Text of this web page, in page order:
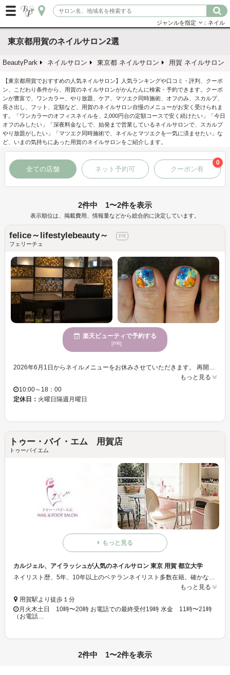
ジャンルを指定 ：ネイル
東京都用賀のネイルサロン2選
BeautyPark ネイルサロン 東京都 ネイルサロン 用賀 ネイルサロン
【東京都用賀でおすすめの人気ネイルサロン】人気ランキングや口コミ・評判、クーポ
ン、こだわり条件から、用賀のネイルサロンがかんたんに検索・予約できます。クーポ
ンが豊富で、ワンカラー、やり放題、ケア、マツエク同時施術、オフのみ、スカルプ、
長さ出し、フット、定額など、用賀のネイルサロン自慢のメニューがお安く受けられま
す。「ワンカラーのオフィスネイルを、2,000円台の定額コースで安く続けたい」「今日
オフのみしたい」「深夜料金なしで、始発まで営業しているネイルサロンで、スカルプ
やり放題がしたい」「マツエク同時施術で、ネイルとマツエクを一気に済ませたい」な
ど、いまの気持ちにあった用賀のネイルサロンをご紹介します。
全ての店舗 ネット予約可 クーポン有
0
2件中 1〜2件を表示
表示順位は、掲載費用、情報量などから総合的に決定しています。
felice～lifestylebeauty～
フェリーチェ
楽天ビューティで予約する
[PR]
2026年6月1日からネイルメニューをお休みさせていただきます。 再開時期が決定しましたら、またお知らせいたします。 ご迷惑をおかけいたしますが、よろしくお願いいたします。 桜新町徒歩1分のトータルビューティサロンfelice。 「美しく魅せる。そして、癒される。」お客様のことを思うおもてなしの心が伝わるサロン。 「felice」とはイタリア語で"幸せ、嬉しい、幸福、楽しい"という意味を持つそうです。 美しく笑顔でいられること若々しく健康でいられることが一番の「幸せ」なのでは・・・そんな想いから felice（フェリーチェ）と名付けました。 ご来店されたお客様の皆さまが、気軽に「美」と「健康」を体感して頂けるトータルサロンを目指しております。 ネイル、美容室、脱毛といろんな”美”をチョイスしていただけます。 ネイルと一緒にヘアのお手入れも可能です 美意識は爪に，清潔感は髪に出る・・・とも言われております。 皆さまの綺麗を最大級に引き出して、もっと魅力的になっていただきたいと思っております。
もっと見る
10:00～18：00
定休日： 火曜日隔週月曜日
トゥー・バイ・エム 用賀店
トゥーバイエム
もっと見る
カルジェル、アイラッシュが人気のネイルサロン 東京 用賀 都立大学
ネイリスト歴、5年、10年以上のベテランネイリスト多数在籍。確かな技術で、ジェルネイル、もたせます！自爪を守ります！厳選した材料を使っているので、安心です。
もっと見る
用賀駅より徒歩１分
月火木土日 10時〜20時 お電話での最終受付19時 水金 11時〜21時
（お電話…
2件中 1〜2件を表示